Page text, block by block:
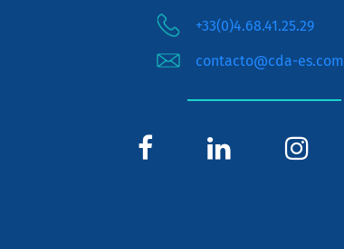
+33(0)4.68.41.25.29
contacto@cda-es.com